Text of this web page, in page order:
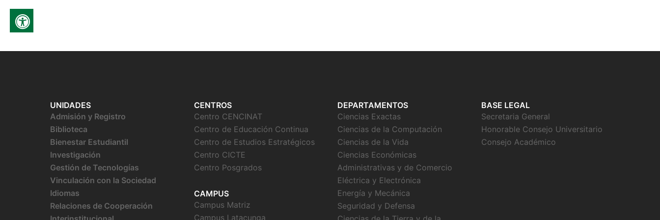
UNIDADES
Admisión y Registro
Biblioteca
Bienestar Estudiantil
Investigación
Gestión de Tecnologías
Vinculación con la Sociedad
Idiomas
Relaciones de Cooperación
CENTROS
Centro CENCINAT
Centro de Educación Continua
Centro de Estudios Estratégicos
Centro CICTE
Centro Posgrados
CAMPUS
Campus Matriz
Campus Latacunga
DEPARTAMENTOS
Ciencias Exactas
Ciencias de la Computación
Ciencias de la Vida
Ciencias Económicas
Administrativas y de Comercio
Eléctrica y Electrónica
Energía y Mecánica
Seguridad y Defensa
BASE LEGAL
Secretaria General
Honorable Consejo Universitario
Consejo Académico